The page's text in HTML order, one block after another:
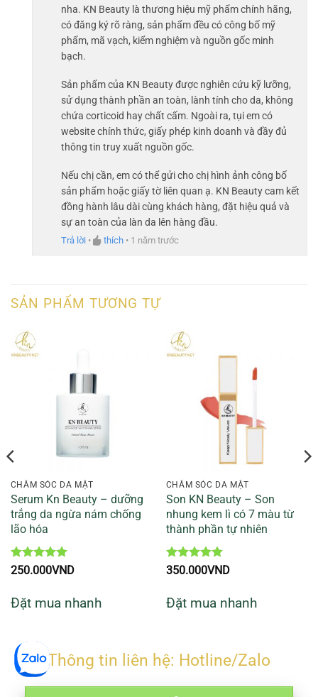
nha. KN Beauty là thương hiệu mỹ phẩm chính hãng,
có đăng ký rõ ràng, sản phẩm đều có công bố mỹ
phẩm, mã vạch, kiểm nghiệm và nguồn gốc minh
bạch.
Sản phẩm của KN Beauty được nghiên cứu kỹ lưỡng,
sử dụng thành phần an toàn, lành tính cho da, không
chứa corticoid hay chất cấm. Ngoài ra, tụi em có
website chính thức, giấy phép kinh doanh và đầy đủ
thông tin truy xuất nguồn gốc.
Nếu chị cần, em có thể gửi cho chị hình ảnh công bố
sản phẩm hoặc giấy tờ liên quan ạ. KN Beauty cam kết
đồng hành lâu dài cùng khách hàng, đặt hiệu quả và
sự an toàn của làn da lên hàng đầu.
Trả lời • thích • 1 năm trước
SẢN PHẨM TƯƠNG TỰ
CHĂM SÓC DA MẶT
Serum Kn Beauty – dưỡng
trắng da ngừa nám chống
lão hóa
Được xếp
250.000VND
Đặt mua nhanh
CHĂM SÓC DA MẶT
Son KN Beauty – Son
nhung kem lì có 7 màu từ
thành phần tự nhiên
Được xếp
350.000VND
Đặt mua nhanh
Thông tin liên hệ: Hotline/Zalo